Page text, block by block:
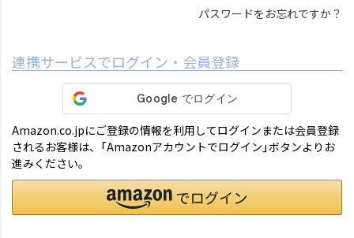
パスワードをお忘れですか？
連携サービスでログイン・会員登録
Amazon.co.jpにご登録の情報を利用してログインまたは会員登録
されるお客様は、「Amazonアカウントでログイン」ボタンよりお
進みください。